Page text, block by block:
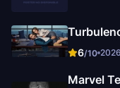
6/10 2026
Marvel